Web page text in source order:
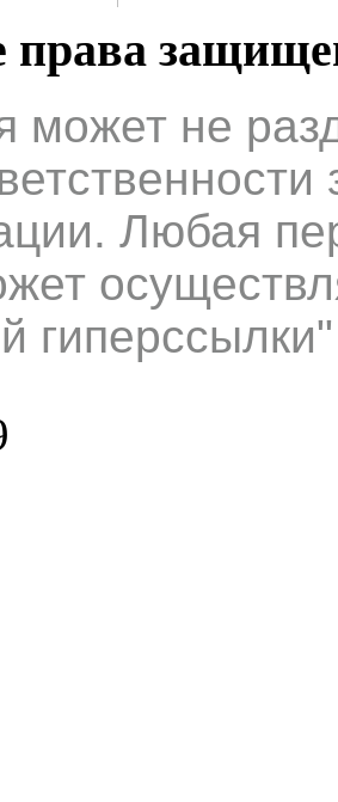
права
может не
Любая